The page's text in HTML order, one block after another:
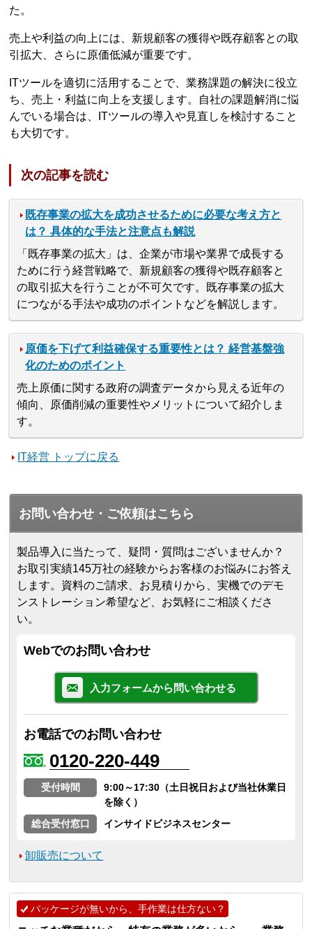
た。
売上や利益の向上には、新規顧客の獲得や既存顧客との取
引拡大、さらに原価低減が重要です。
ITツールを適切に活用することで、業務課題の解決に役立
ち、売上・利益に向上を支援します。自社の課題解消に悩
んでいる場合は、ITツールの導入や見直しを検討すること
も大切です。
次の記事を読む
既存事業の拡大を成功させるために必要な考え方と
は？ 具体的な手法と注意点も解説
「既存事業の拡大」は、企業が市場や業界で成長する
ために行う経営戦略で、新規顧客の獲得や既存顧客と
の取引拡大を行うことが不可欠です。既存事業の拡大
につながる手法や成功のポイントなどを解説します。
原価を下げて利益確保する重要性とは？ 経営基盤強
化のためのポイント
売上原価に関する政府の調査データから見える近年の
傾向、原価削減の重要性やメリットについて紹介しま
す。
IT経営 トップに戻る
お問い合わせ・ご依頼はこちら
製品導入に当たって、疑問・質問はございませんか？
お取引実績145万社の経験からお客様のお悩みにお答え
します。 資料のご請求、お見積りから、実機でのデモ
ンストレーション希望など、お気軽にご相談くださ
い。
Webでのお問い合わせ
入力フォームから問い合わせる
お電話でのお問い合わせ
0120-220-449
受付時間
9:00～17:30（土日祝日および当社休業日
を除く）
総合受付窓口
インサイドビジネスセンター
卸販売について
パッケージが無いから、手作業は仕方ない？